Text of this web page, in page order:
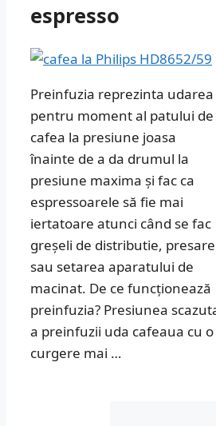
espresso
Preinfuzia reprezinta udarea
pentru moment al patului de
cafea la presiune joasa
înainte de a da drumul la
presiune maxima și fac ca
espressoarele să fie mai
iertatoare atunci când se fac
greșeli de distributie, presare
sau setarea aparatului de
macinat. De ce funcționează
preinfuzia? Presiunea
a preinfuzii uda cafeaua cu o
curgere mai …